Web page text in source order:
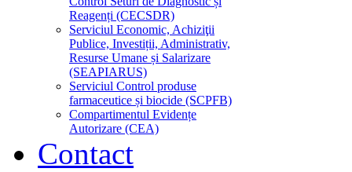
Reagenți (CECSDR)
Serviciul Economic, Achiziţii
Publice, Investiții, Administrativ,
Resurse Umane și Salarizare
(SEAPIARUS)
Serviciul Control produse
farmaceutice și biocide (SCPFB)
Compartimentul Evidențe
Autorizare (CEA)
Contact